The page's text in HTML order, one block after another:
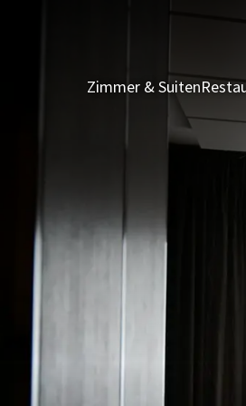
Zimmer & Suiten